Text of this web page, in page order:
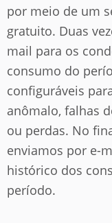
por meio de um
gratuito. Duas
mail para os
consumo do
configuráveis
anômalo, falhas
ou perdas. No
enviamos por e-
histórico dos
período.